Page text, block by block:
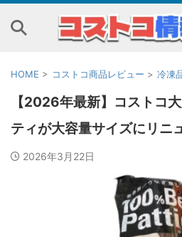
HOME > コストコ商品レビュー > 冷凍
【2026年最新】コストコ
ティが大容量サイズにリニ
2026年3月22日